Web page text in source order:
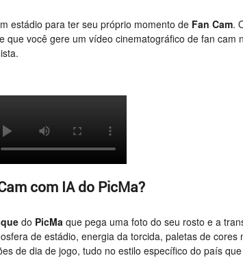
estádio para ter seu próprio momento de Fan Cam.
que você gere um vídeo cinematográfico de fan cam
com IA do PicMa?
do PicMa que pega uma foto do seu rosto e a
de estádio, energia da torcida, paletas de cores
de dia de jogo, tudo no estilo específico do país